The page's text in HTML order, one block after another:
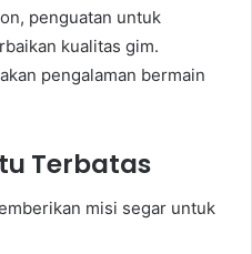
penguatan untuk
kualitas gim.
pengalaman bermain
Terbatas
misi segar untuk